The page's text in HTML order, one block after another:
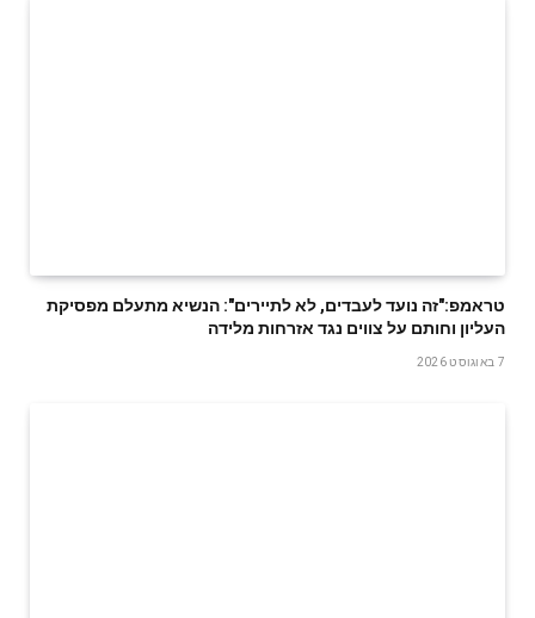
טראמפ:"זה נועד לעבדים, לא לתיירים": הנשיא מתעלם מפסיקת
העליון וחותם על צווים נגד אזרחות מלידה
7 באוגוסט 2026